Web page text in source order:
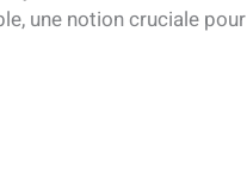
une notion cruciale pour